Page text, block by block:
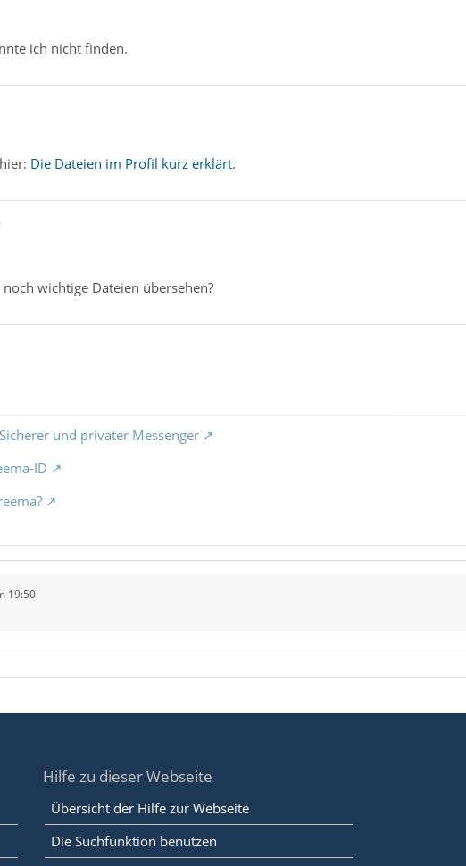
ich nicht finden.
Die Dateien im Profil kurz erklärt.
noch wichtige Dateien übersehen?
und privater Messenger
ID
19:50
Hilfe zu dieser Webseite
Übersicht der Hilfe zur Webseite
Die Suchfunktion benutzen